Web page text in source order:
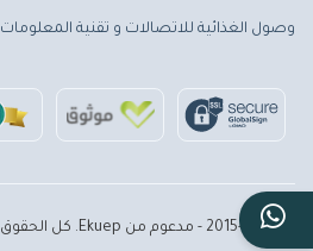
وصول الغذائية للاتصالات و تقنية المعلومات
© 2015-2026 - مدعوم من Ekuep. كل الحقوق محفوظة